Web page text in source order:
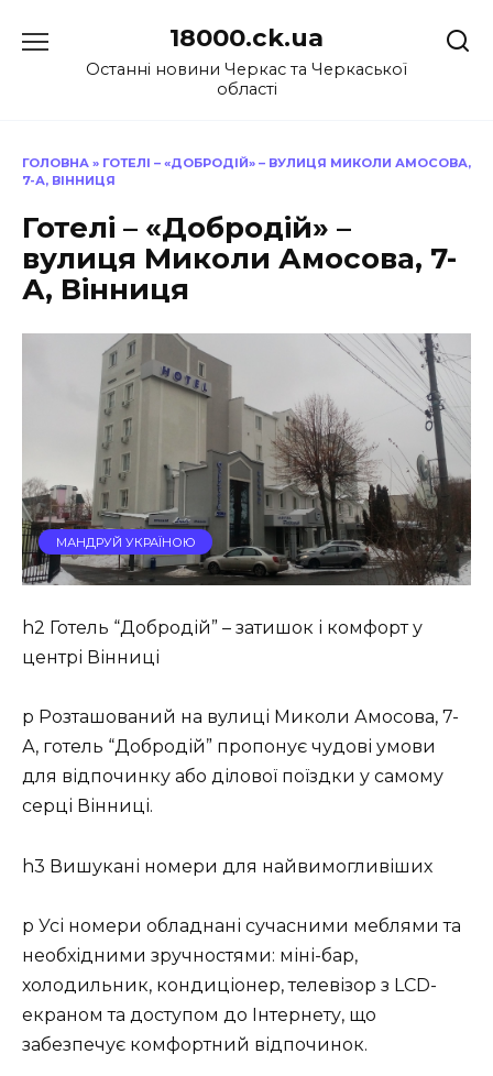
до
18000.ck.ua
Останні новини Черкас та Черкаської
області
ГОЛОВНА » ГОТЕЛІ – «ДОБРОДІЙ» – ВУЛИЦЯ МИКОЛИ АМОСОВА,
7-А, ВІННИЦЯ
Готелі – «Добродій» –
вулиця Миколи Амосова, 7-
А, Вінниця
МАНДРУЙ УКРАЇНОЮ
h2 Готель “Добродій” – затишок і комфорт у
центрі Вінниці
p Розташований на вулиці Миколи Амосова, 7-
А, готель “Добродій” пропонує чудові умови
для відпочинку або ділової поїздки у самому
серці Вінниці.
h3 Вишукані номери для найвимогливіших
p Усі номери обладнані сучасними меблями та
необхідними зручностями: міні-бар,
холодильник, кондиціонер, телевізор з LCD-
екраном та доступом до Інтернету, що
забезпечує комфортний відпочинок.